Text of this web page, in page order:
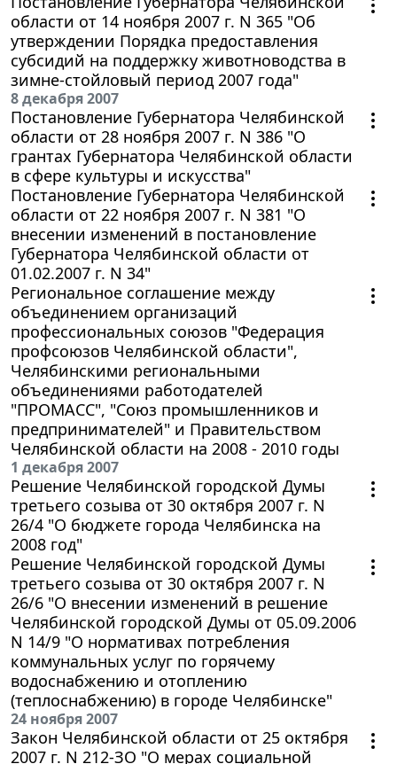
области от 14 ноября 2007 г. N 365 "Об
утверждении Порядка предоставления
субсидий на поддержку животноводства в
зимне-стойловый период 2007 года"
8 декабря 2007
Постановление Губернатора Челябинской
области от 28 ноября 2007 г. N 386 "О
грантах Губернатора Челябинской области
в сфере культуры и искусства"
Постановление Губернатора Челябинской
области от 22 ноября 2007 г. N 381 "О
внесении изменений в постановление
Губернатора Челябинской области от
01.02.2007 г. N 34"
Региональное соглашение между
объединением организаций
профессиональных союзов "Федерация
профсоюзов Челябинской области",
Челябинскими региональными
объединениями работодателей
"ПРОМАСС", "Союз промышленников и
предпринимателей" и Правительством
Челябинской области на 2008 - 2010 годы
1 декабря 2007
Решение Челябинской городской Думы
третьего созыва от 30 октября 2007 г. N
26/4 "О бюджете города Челябинска на
2008 год"
Решение Челябинской городской Думы
третьего созыва от 30 октября 2007 г. N
26/6 "О внесении изменений в решение
Челябинской городской Думы от 05.09.2006
N 14/9 "О нормативах потребления
коммунальных услуг по горячему
водоснабжению и отоплению
(теплоснабжению) в городе Челябинске"
24 ноября 2007
Закон Челябинской области от 25 октября
2007 г. N 212-ЗО "О мерах социальной